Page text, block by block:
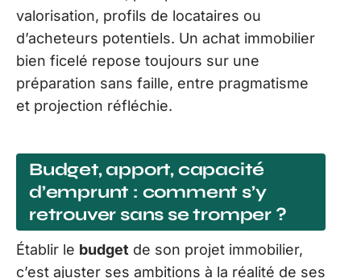
valorisation, profils de locataires ou
d’acheteurs potentiels. Un achat immobilier
bien ficelé repose toujours sur une
préparation sans faille, entre pragmatisme
et projection réfléchie.
Budget, apport, capacité
d’emprunt : comment s’y
retrouver sans se tromper ?
Établir le budget de son projet immobilier,
c’est ajuster ses ambitions à la réalité de ses